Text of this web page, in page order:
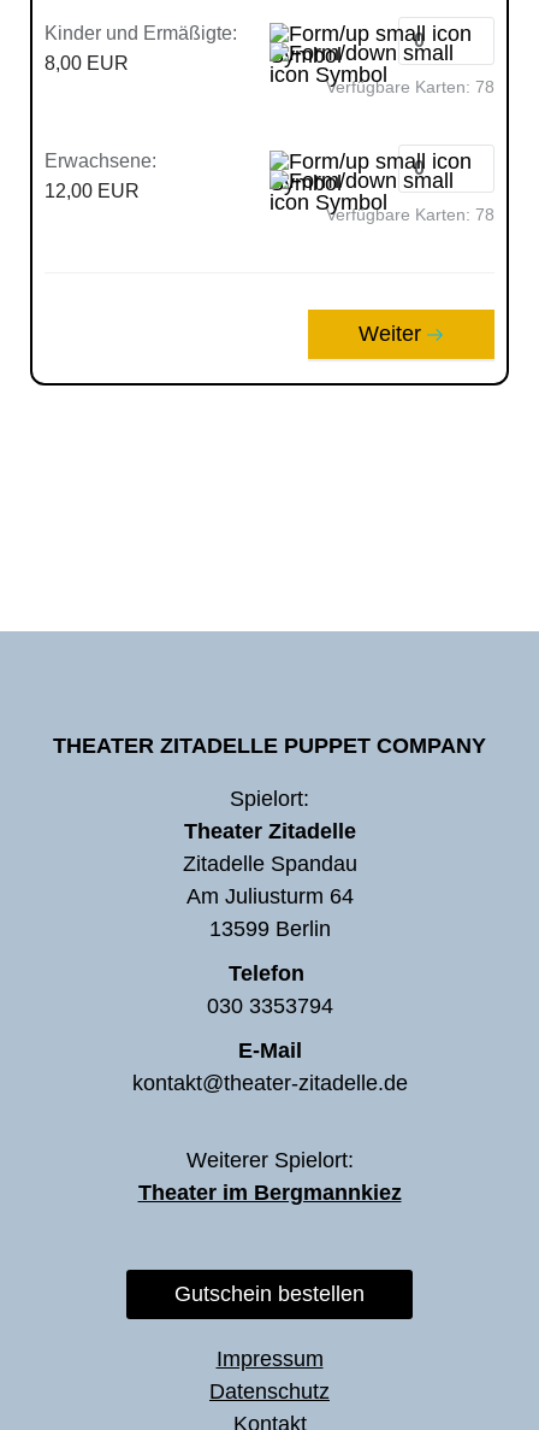
Kinder und Ermäßigte:
8,00 EUR
Verfügbare Karten: 78
Erwachsene:
12,00 EUR
Verfügbare Karten: 78
Weiter
THEATER ZITADELLE PUPPET COMPANY
Spielort:
Theater Zitadelle
Zitadelle Spandau
Am Juliusturm 64
13599 Berlin
Telefon
030 3353794
E-Mail
kontakt@theater-zitadelle.de
Weiterer Spielort:
Theater im Bergmannkiez
Gutschein bestellen
Impressum
Datenschutz
Kontakt